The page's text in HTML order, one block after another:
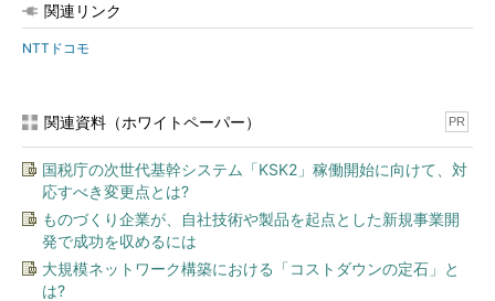
関連リンク
NTTドコモ
関連資料（ホワイトペーパー） PR
国税庁の次世代基幹システム「KSK2」稼働開始に向けて、対
応すべき変更点とは?
ものづくり企業が、自社技術や製品を起点とした新規事業開
発で成功を収めるには
大規模ネットワーク構築における「コストダウンの定石」と
は?